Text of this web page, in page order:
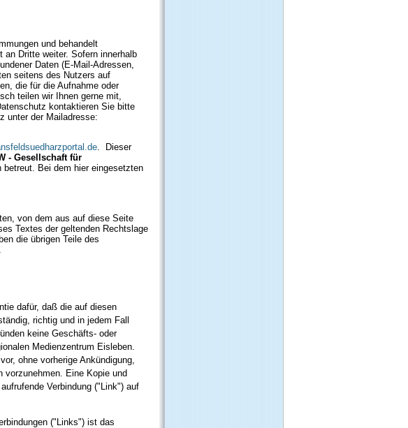
und behandelt
an Dritte weiter. Sofern innerhalb
Daten (E-Mail-Adressen,
seitens des Nutzers auf
die für die Aufnahme oder
teilen wir Ihnen gerne mit,
kontaktieren Sie bitte
unter der Mailadresse:
.
Dieser
- Gesellschaft für
betreut. Bei dem hier eingesetzten
von dem aus auf diese Seite
Textes der geltenden Rechtslage
die übrigen Teile des
dafür, daß die auf diesen
richtig und in jedem Fall
keine Geschäfts- oder
Medienzentrum Eisleben.
ohne vorherige Ankündigung,
vorzunehmen. Eine Kopie und
Verbindung ("Link") auf
("Links") ist das